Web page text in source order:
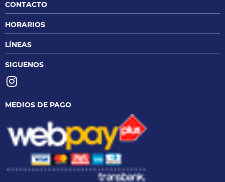
CONTACTO
HORARIOS
LÍNEAS
SIGUENOS
MEDIOS DE PAGO